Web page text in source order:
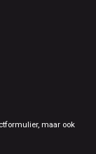
maar ook